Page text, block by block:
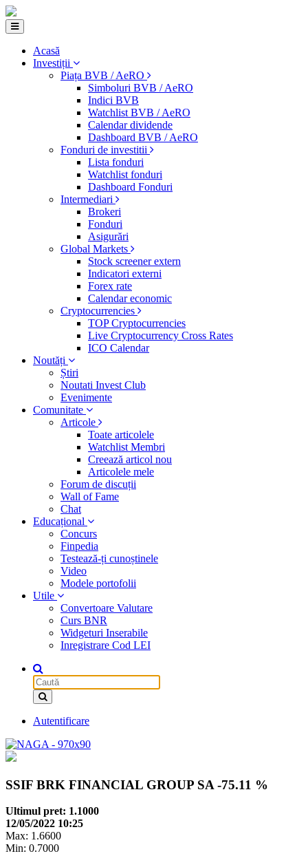
Acasă
Investiții
Piața BVB / AeRO
Simboluri BVB / AeRO
Indici BVB
Watchlist BVB / AeRO
Calendar dividende
Dashboard BVB / AeRO
Fonduri de investitii
Lista fonduri
Watchlist fonduri
Dashboard Fonduri
Intermediari
Brokeri
Fonduri
Asigurări
Global Markets
Stock screener extern
Indicatori externi
Forex rate
Calendar economic
Cryptocurrencies
TOP Cryptocurrencies
Live Cryptocurrency Cross Rates
ICO Calendar
Noutăți
Știri
Noutati Invest Club
Evenimente
Comunitate
Articole
Toate articolele
Watchlist Membri
Creează articol nou
Articolele mele
Forum de discuții
Wall of Fame
Chat
Educațional
Concurs
Finpedia
Testează-ți cunoștinele
Video
Modele portofolii
Utile
Convertoare Valutare
Curs BNR
Widgeturi Inserabile
Inregistrare Cod LEI
Autentificare
SSIF BRK FINANCIAL GROUP SA -75.11 %
Ultimul pret: 1.1000
12/05/2022 10:25
Max: 1.6600
Min: 0.7000